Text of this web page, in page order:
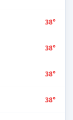
38°
38°
38°
38°